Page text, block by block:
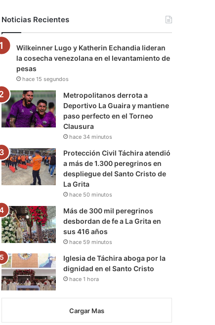
o
k
r
e
r
a
a
m
Noticias Recientes
Wilkeinner Lugo y Katherin Echandia lideran
la cosecha venezolana en el levantamiento de
pesas
hace 15 segundos
Metropolitanos derrota a
Deportivo La Guaira y mantiene
paso perfecto en el Torneo
Clausura
hace 34 minutos
Protección Civil Táchira atendió
a más de 1.300 peregrinos en
despliegue del Santo Cristo de
La Grita
hace 50 minutos
Más de 300 mil peregrinos
desbordan de fe a La Grita en
sus 416 años
hace 59 minutos
Iglesia de Táchira aboga por la
dignidad en el Santo Cristo
hace 1 hora
Cargar Mas